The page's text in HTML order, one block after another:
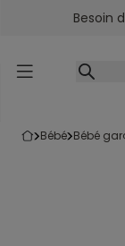
Accéder auBesoin
bébé bébé